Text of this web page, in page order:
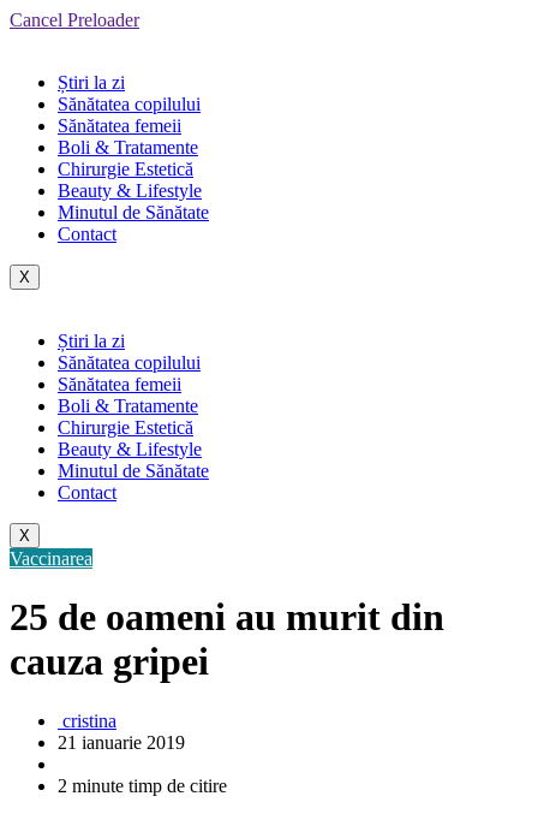
Cancel Preloader
Știri la zi
Sănătatea copilului
Sănătatea femeii
Boli & Tratamente
Chirurgie Estetică
Beauty & Lifestyle
Minutul de Sănătate
Contact
X
Știri la zi
Sănătatea copilului
Sănătatea femeii
Boli & Tratamente
Chirurgie Estetică
Beauty & Lifestyle
Minutul de Sănătate
Contact
X
Vaccinarea
25 de oameni au murit din
cauza gripei
cristina
21 ianuarie 2019
2 minute timp de citire